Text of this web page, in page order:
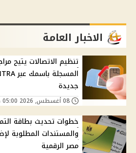
الاخبار العامة
تنظيم الاتصالات يتيح
جديدة
والمستندات المطلوبة
مصر الرقمية